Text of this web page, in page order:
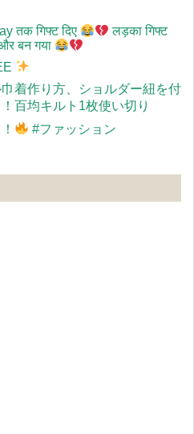
तक गिफ्ट दिए
लड़का गिफ्ट
बन गया
着作り方、ショルダー紐を付
百均キルト1枚使い切り
#ファッション